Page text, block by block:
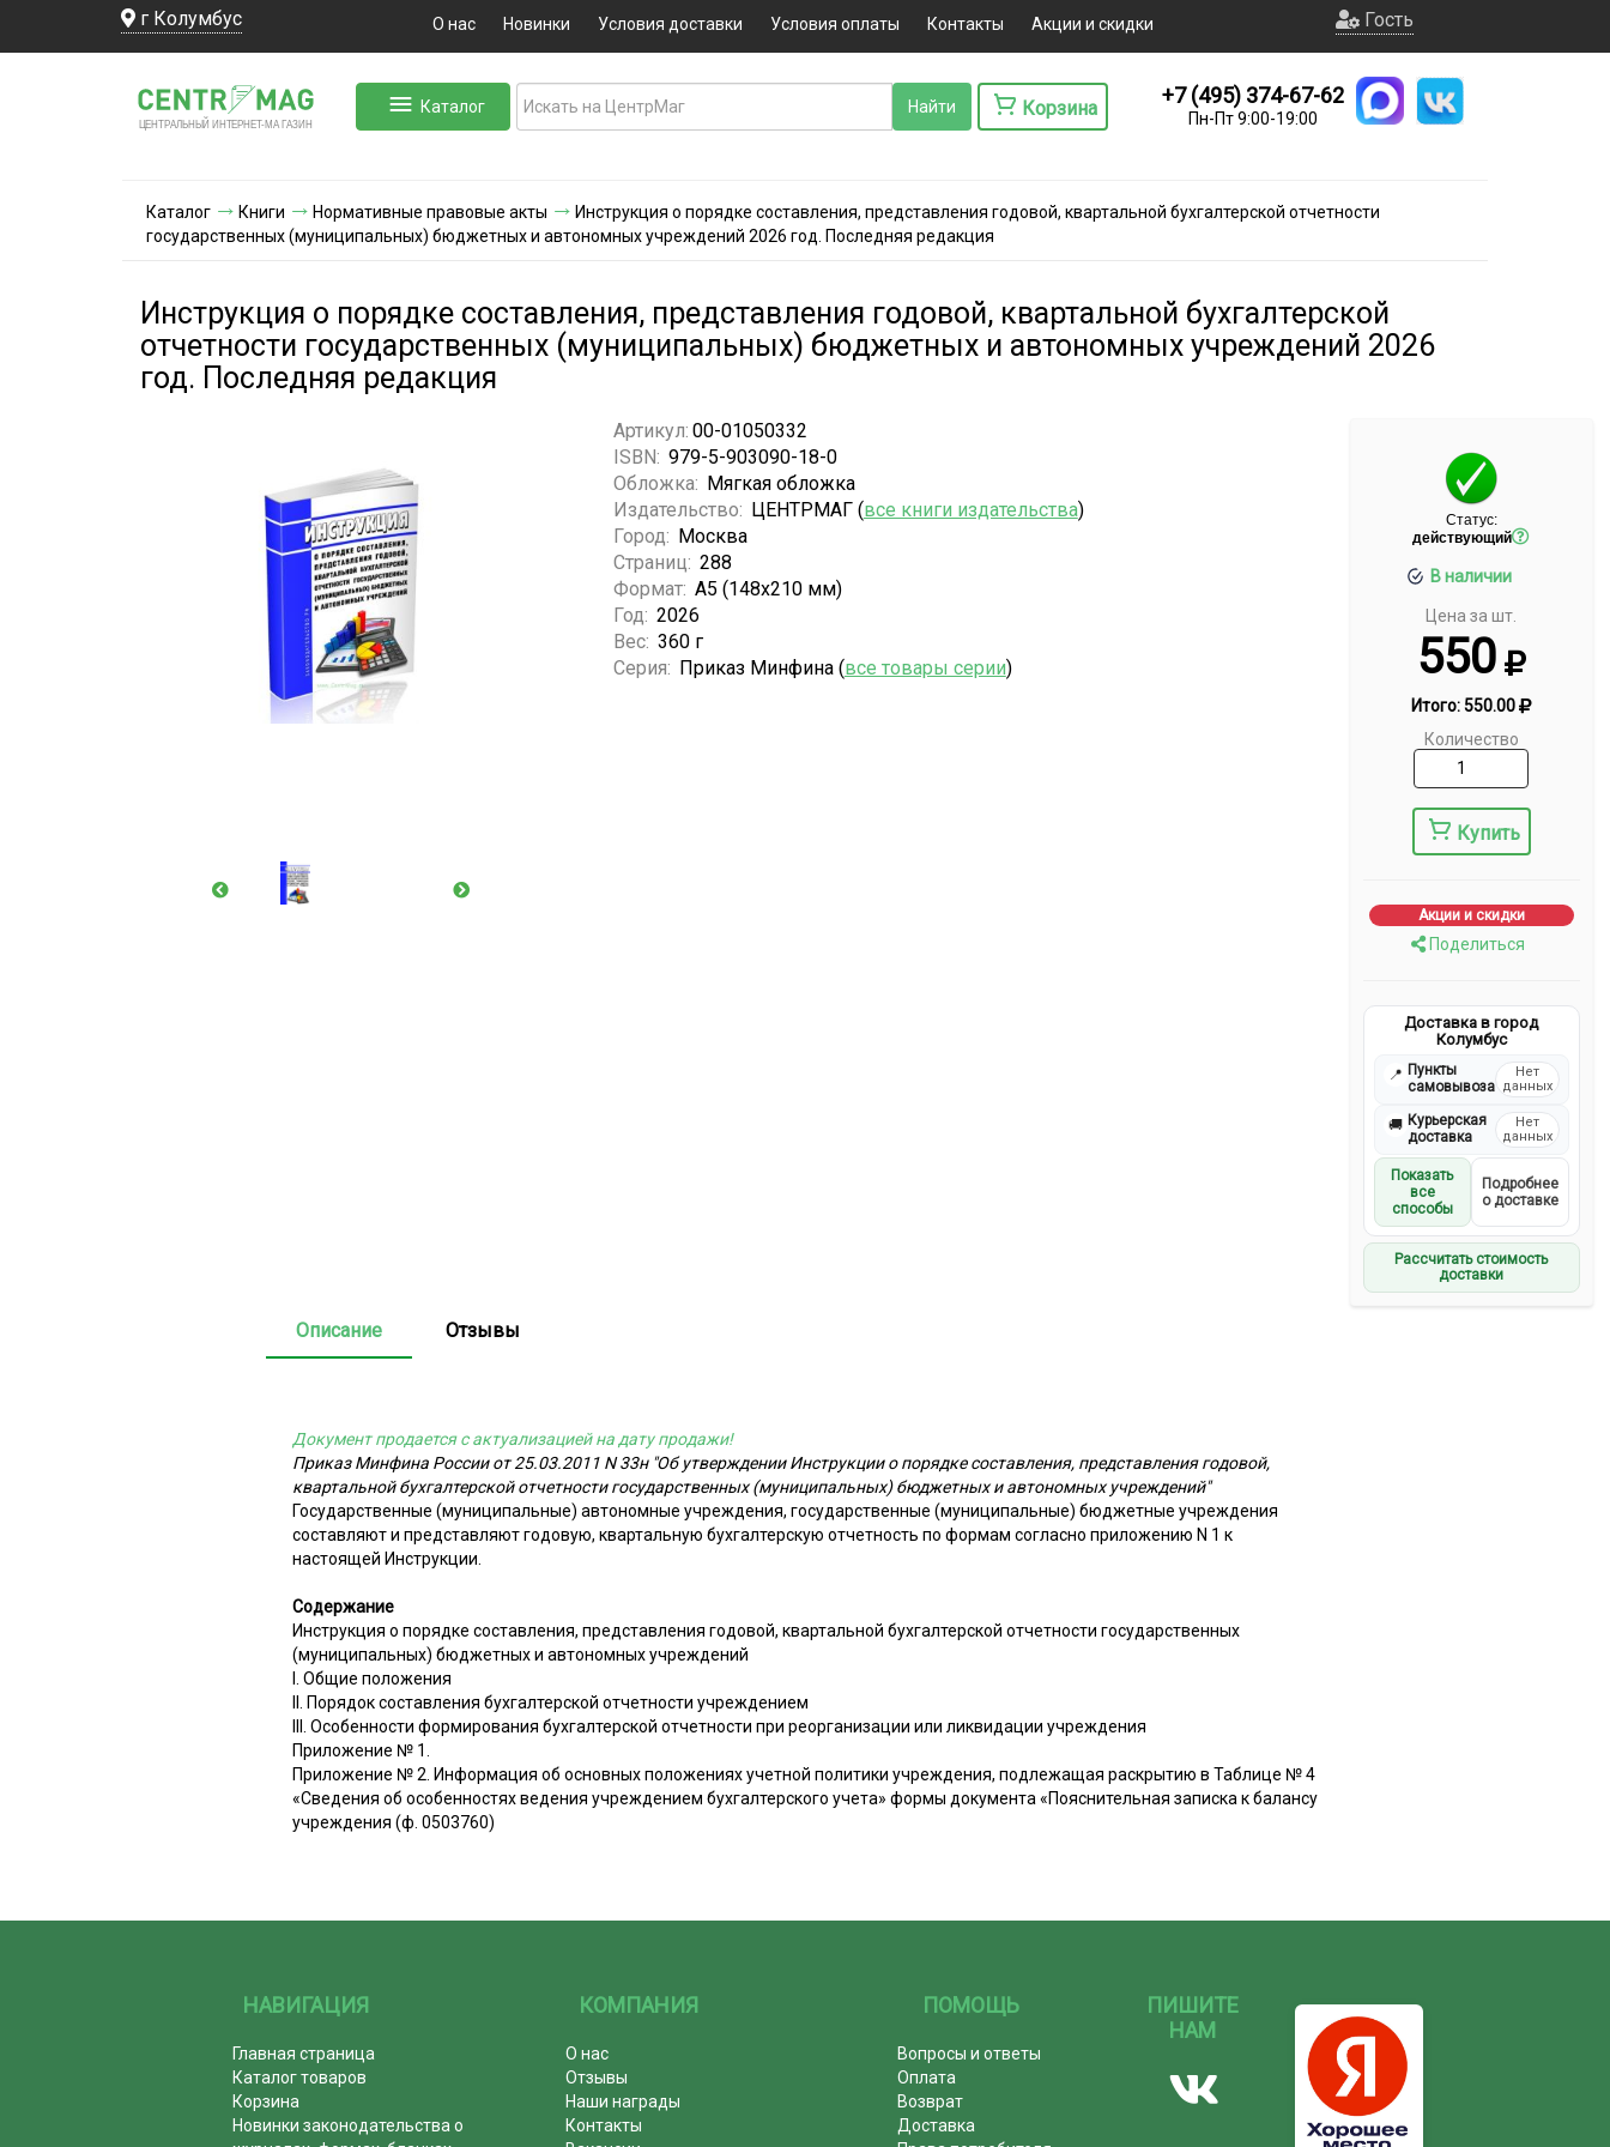
г Колумбус О нас Новинки Условия доставки Условия оплаты Контакты Акции и скидки Гость
ЦЕНТРАЛЬНЫЙ ИНТЕРНЕТ-МА ГАЗИН
Каталог Корзина
+7 (495) 374-67-62
Пн-Пт 9:00-19:00
Каталог Книги Нормативные правовые акты
Инструкция о порядке составления, представления годовой, квартальной бухгалтерской отчетности
государственных (муниципальных) бюджетных и автономных учреждений 2026 год. Последняя редакция
Инструкция о порядке составления, представления годовой, квартальной бухгалтерской
отчетности государственных (муниципальных) бюджетных и автономных учреждений 2026
год. Последняя редакция
Статус:
действующий
В наличии
Цена за шт.
550
Итого:550.00
Количество
Купить
Акции и скидки
Поделиться
Доставка в город
Колумбус
📍 Пункты
самовывоза
Нет
данных
🚚 Курьерская
доставка
Нет
данных
Показать
все
способы
Подробнее
о доставке
Рассчитать стоимость
доставки
Артикул: 00-01050332
ISBN: 979-5-903090-18-0
Обложка: Мягкая обложка
Издательство: ЦЕНТРМАГ (все книги издательства)
Город: Москва
Страниц: 288
Формат: А5 (148x210 мм)
Год: 2026
Вес: 360 г
Серия: Приказ Минфина (все товары серии)
Описание Отзывы
Документ продается с актуализацией на дату продажи!
Приказ Минфина России от 25.03.2011 N 33н "Об утверждении Инструкции о порядке составления, представления годовой,
квартальной бухгалтерской отчетности государственных (муниципальных) бюджетных и автономных учреждений"
Государственные (муниципальные) автономные учреждения, государственные (муниципальные) бюджетные учреждения
составляют и представляют годовую, квартальную бухгалтерскую отчетность по формам согласно приложению N 1 к
настоящей Инструкции.
Содержание
Инструкция о порядке составления, представления годовой, квартальной бухгалтерской отчетности государственных
(муниципальных) бюджетных и автономных учреждений
I. Общие положения
II. Порядок составления бухгалтерской отчетности учреждением
III. Особенности формирования бухгалтерской отчетности при реорганизации или ликвидации учреждения
Приложение № 1.
Приложение № 2. Информация об основных положениях учетной политики учреждения, подлежащая раскрытию в Таблице № 4
«Сведения об особенностях ведения учреждением бухгалтерского учета» формы документа «Пояснительная записка к балансу
учреждения (ф. 0503760)
НАВИГАЦИЯ
Главная страница
Каталог товаров
Корзина
Новинки законодательства о
КОМПАНИЯ
О нас
Отзывы
Наши награды
Контакты
ПОМОЩЬ
Вопросы и ответы
Оплата
Возврат
Доставка
ПИШИТЕ
НАМ